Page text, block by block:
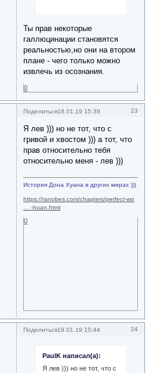
Ты прав некоторые
галлюцинации становятся
реальностью,но они на втором
плане - чего только можно
извлечь из осознания.
0
Поделиться 23
18.01.19 15:39
Я лев ))) но не тот, что с
гривой и хвостом ))) а тот, что
прав относительно тебя
относительно меня - лев )))
История Дона Хуана в других мирах )))
https://ranobes.com/chapters/perfect-wo
… -huan.html
0
Поделиться 24
18.01.19 15:44
PaulK написал(а):
Я лев ))) но не тот, что с